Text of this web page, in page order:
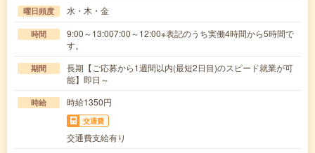
曜日頻度 水・木・金
時間
9:00～13:007:00～12:00※表記のうち実働4時間から5時間で
す。
期間
長期【ご応募から1週間以内(最短2日目)のスピード就業が可
能】即日～
時給 時給1350円
交通費
交通費支給有り